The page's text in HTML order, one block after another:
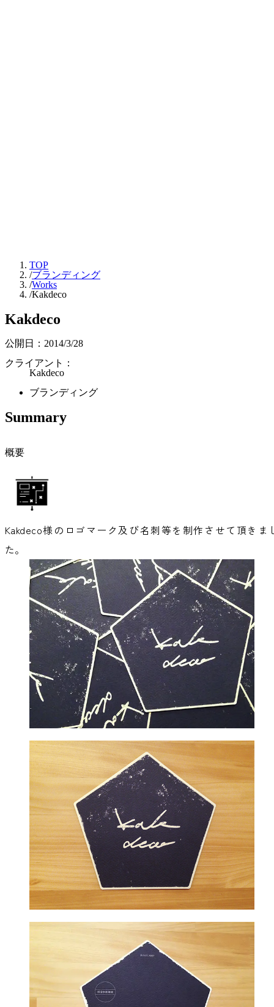
TOP
/ブランディング
/Works
/Kakdeco
Kakdeco
公開日： 2014/3/28
クライアント：
Kakdeco
ブランディング
Summary
概要
Kakdeco様のロゴマーク及び名刺等を制作させて頂きま
た。